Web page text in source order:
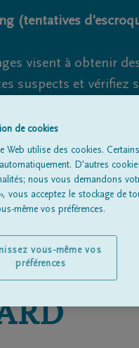
(tentatives
visent à obtenir
suspects et vérifiez
Cependant, les
Tous les avis
de cookies
Web utilise des cookies.
D'autres
nous vous demandons
vous acceptez le stockage de
même vos préférences.
vous-même vos
préférences